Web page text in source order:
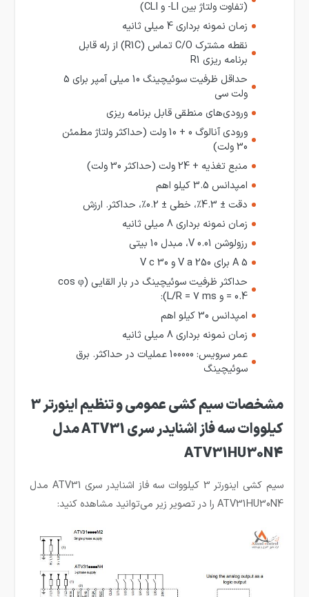
(تفاوت ولتاژ بین LI- و CLI)
زمان نمونه برداری 4 میلی ثانیه
نقطه مشترک C/O تماس (R1C) از رله قابل
برنامه ریزی R1
حداقل ظرفیت سوئیچینگ 10 میلی آمپر برای 5
ولت سی
ورودی‌های منطقی قابل برنامه ریزی
ورودی آنالوگ 0 + 10 ولت (حداکثر ولتاژ مطمئن
30 ولت)
منبع تغذیه + 24 ولت (حداکثر 30 ولت)
امپدانس 3.5 کیلو اهم
دقت ± 4.3٪، خطی ± 0.2٪، حداکثر. ارزش
زمان نمونه برداری 8 میلی ثانیه
رزولوشن 0.01 V، مبدل 10 بیتی
5 A برای 250 V a و 30 V c
حداکثر ظرفیت سوئیچینگ در بار القایی (cos φ
= 0.4 و L/R = 7 ms):
امپدانس 30 کیلو اهم
زمان نمونه برداری 8 میلی ثانیه
عمر سرویس: 100000 عملیات در حداکثر. برق
سوئیچینگ
مشخصات سیم کشی عمومی و تنظیم اینورتر 3
کیلووات سه فاز اشنایدر سری ATV31 مدل
ATV31HU30N4
سیم کشی اینورتر 3 کیلووات سه فاز اشنایدر سری ATV31 مدل
ATV31HU30N4 را در تصویر زیر می‌توانید مشاهده کنید: